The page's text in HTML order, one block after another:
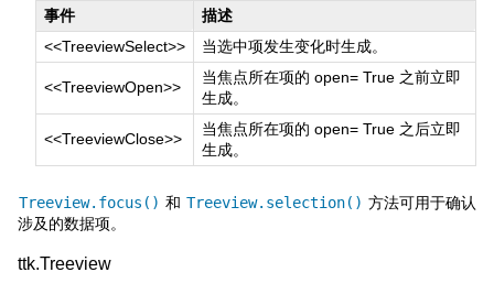
事件
描述
<<TreeviewSelect>>
当选中项发生变化时生成。
<<TreeviewOpen>>
当焦点所在项的 open= True 之前立即
生成。
<<TreeviewClose>>
当焦点所在项的 open= True 之后立即
生成。
Treeview.focus() 和 Treeview.selection() 方法可用于确认
涉及的数据项。
ttk.Treeview